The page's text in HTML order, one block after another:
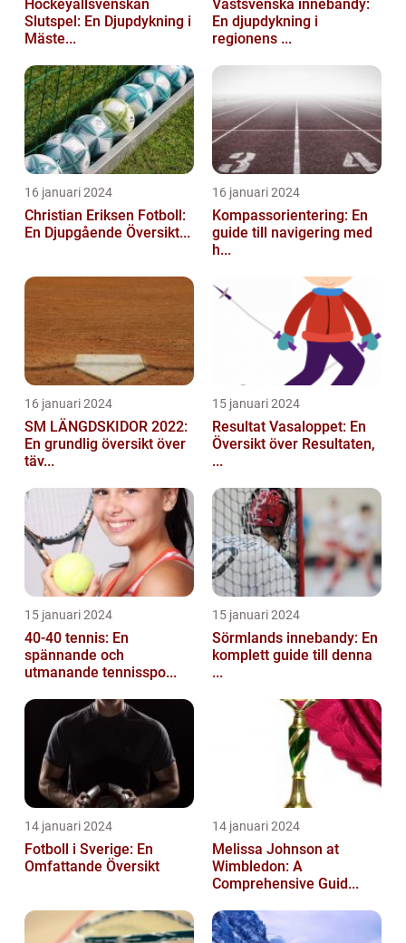
Hockeyallsvenskan
Slutspel: En Djupdykning i
Mäste...
Västsvenska innebandy:
En djupdykning i
regionens ...
16 januari 2024
Christian Eriksen Fotboll:
En Djupgående Översikt...
16 januari 2024
Kompassorientering: En
guide till navigering med
h...
16 januari 2024
SM LÄNGDSKIDOR 2022:
En grundlig översikt över
täv...
15 januari 2024
Resultat Vasaloppet: En
Översikt över Resultaten,
...
15 januari 2024
40-40 tennis: En
spännande och
utmanande tennisspo...
15 januari 2024
Sörmlands innebandy: En
komplett guide till denna
...
14 januari 2024
Fotboll i Sverige: En
Omfattande Översikt
14 januari 2024
Melissa Johnson at
Wimbledon: A
Comprehensive Guid...